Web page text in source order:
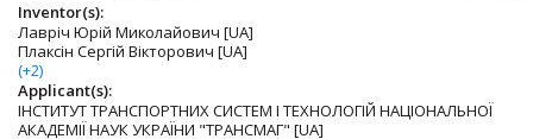
Inventor(s):
Лавріч Юрій Миколайович [UA]
Плаксін Сергій Вікторович [UA]
(+2)
Applicant(s):
ІНСТИТУТ ТРАНСПОРТНИХ СИСТЕМ І ТЕХНОЛОГІЙ НАЦІОНАЛЬНОЇ
АКАДЕМІЇ НАУК УКРАЇНИ "ТРАНСМАГ" [UA]